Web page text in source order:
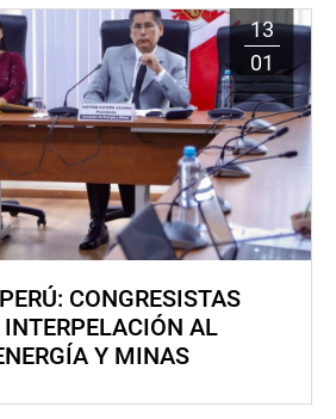
13
01
CONGRESISTAS
AL
Y MINAS